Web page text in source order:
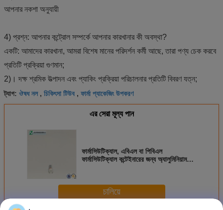
আপনার নকশা অনুযায়ী
4) প্রশ্ন: আপনার কন্ট্রোল সম্পর্কে আপনার কারখানার কী অবস্থা?
একটি: আমাদের কারখানা, আমরা বিশেষ মানের পরিদর্শন কর্মী আছে, তারা পণ্য চেক করবে
প্রতিটি প্রক্রিয়া গুণমান;
2)। দক্ষ শ্রমিক উত্পাদন এবং প্যাকিং প্রক্রিয়া পরিচালনার প্রতিটি বিবরণ যত্ন;
ট্যাগ: ঔষধ নল, চিকিৎসা টিউব , ফার্মা প্যাকেজিং উপকরণ
এর সেরা মূল্য পান
ফার্মাসিউটিক্যাল, এবিএল বা পিবিএল
ফার্মাসিউটিক্যাল কন্টেইনারের জন্য অ্যালুমিনিয়াম
চালিয়ে